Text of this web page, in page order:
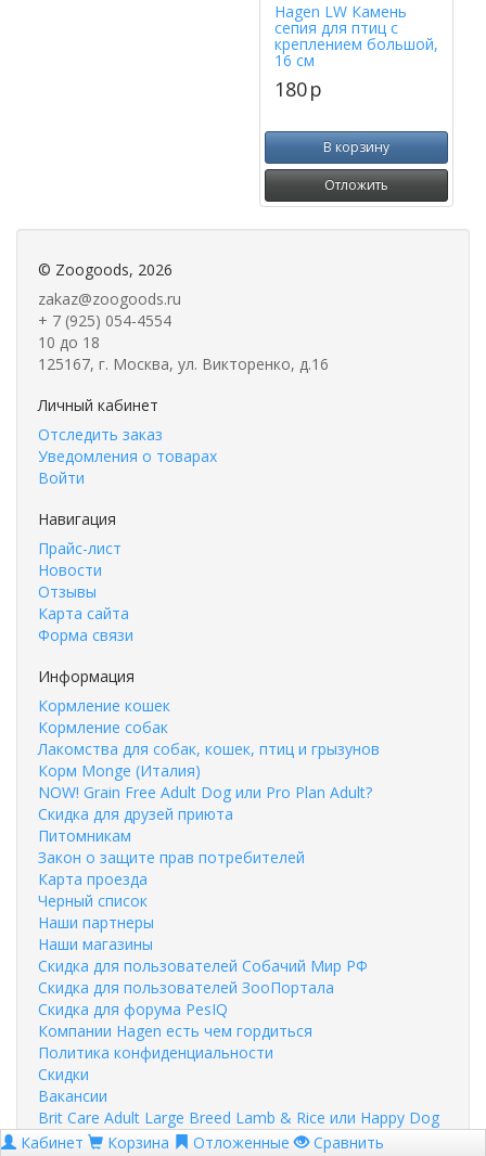
Hagen LW Камень
сепия для птиц с
креплением большой,
16 см
180p
В корзину
Отложить
© Zoogoods, 2026
zakaz@zoogoods.ru
+ 7 (925) 054-4554
10 до 18
125167, г. Москва, ул. Викторенко, д.16
Личный кабинет
Отследить заказ
Уведомления о товарах
Войти
Навигация
Прайс-лист
Новости
Отзывы
Карта сайта
Форма связи
Информация
Кормление кошек
Кормление собак
Лакомства для собак, кошек, птиц и грызунов
Корм Monge (Италия)
NOW! Grain Free Adult Dog или Pro Plan Adult?
Скидка для друзей приюта
Питомникам
Закон о защите прав потребителей
Карта проезда
Черный список
Наши партнеры
Наши магазины
Скидка для пользователей Собачий Мир РФ
Скидка для пользователей ЗооПортала
Скидка для форума PesIQ
Компании Hagen есть чем гордиться
Политика конфиденциальности
Скидки
Вакансии
Brit Care Adult Large Breed Lamb & Rice или Happy Dog
NaturCroq Lamm & Reis?
Кабинет Корзина Отложенные Сравнить